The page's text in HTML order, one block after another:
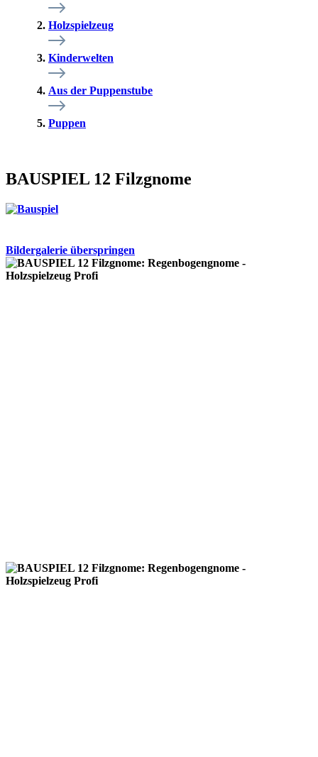
Holzspielzeug
Kinderwelten
Aus der Puppenstube
Puppen
BAUSPIEL 12 Filzgnome
Bildergalerie überspringen